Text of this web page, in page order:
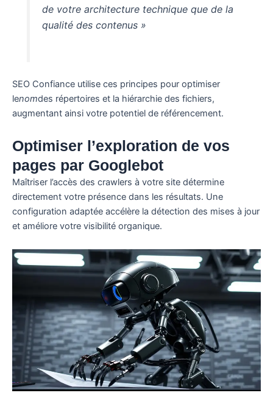
de votre architecture technique que de la
qualité des contenus »
SEO Confiance utilise ces principes pour optimiser
lenomdes répertoires et la hiérarchie des fichiers,
augmentant ainsi votre potentiel de référencement.
Optimiser l’exploration de vos
pages par Googlebot
Maîtriser l’accès des crawlers à votre site détermine
directement votre présence dans les résultats. Une
configuration adaptée accélère la détection des mises à jour
et améliore votre visibilité organique.